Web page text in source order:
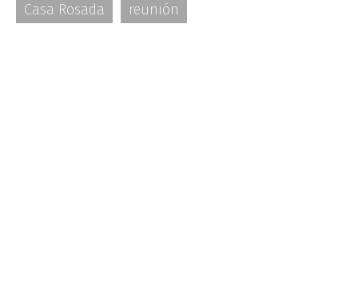
Casa Rosada
reunión